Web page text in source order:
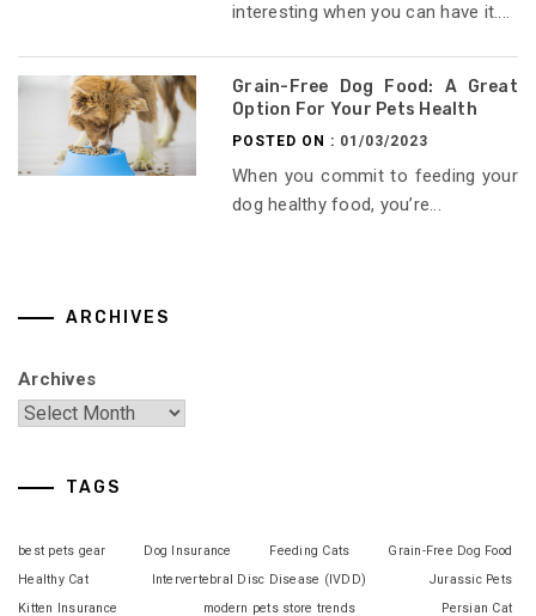
interesting when you can have it....
Grain-Free Dog Food: A Great
Option For Your Pets Health
POSTED ON : 01/03/2023
When you commit to feeding your
dog healthy food, you’re...
ARCHIVES
Archives
TAGS
best pets gear Dog Insurance Feeding Cats
Grain-Free Dog Food
Healthy Cat
Intervertebral Disc Disease (IVDD)
Jurassic Pets
Kitten Insurance
modern pets store trends
Persian Cat